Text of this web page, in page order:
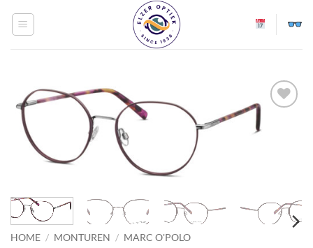
naar
Toevoegen
HOME / MONTUREN / MARC O'POLO